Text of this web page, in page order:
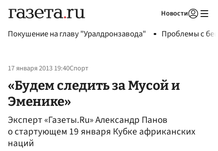
Новости
Покушение на главу "Уралдронзавода" Проблемы с
17 января 2013 19:40Спорт
«Будем следить за Мусой и
Эменике»
Эксперт «Газеты.Ru» Александр Панов
о стартующем 19 января Кубке африканских
наций